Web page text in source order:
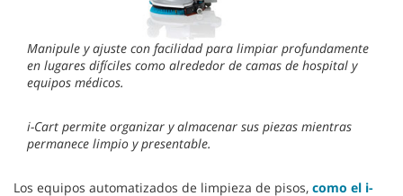
Manipule y ajuste con facilidad para limpiar profundamente
en lugares difíciles como alrededor de camas de hospital y
equipos médicos.
i-Cart permite organizar y almacenar sus piezas mientras
permanece limpio y presentable.
Los equipos automatizados de limpieza de pisos, como el i-